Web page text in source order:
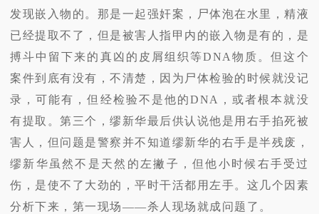
发现嵌入物的。那是一起强奸案，尸体泡在水里，精液
已经提取不了，但是被害人指甲内的嵌入物是有的，是
搏斗中留下来的真凶的皮屑组织等DNA物质。但这个
案件到底有没有，不清楚，因为尸体检验的时候就没记
录，可能有，但经检验不是他的DNA，或者根本就没
有提取。第三个，缪新华最后供认说他是用右手掐死被
害人，但问题是警察并不知道缪新华的右手是半残废，
缪新华虽然不是天然的左撇子，但他小时候右手受过
伤，是使不了大劲的，平时干活都用左手。这几个因素
分析下来，第一现场——杀人现场就成问题了。